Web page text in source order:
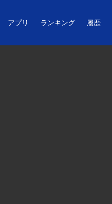
アプリ ランキング 履歴